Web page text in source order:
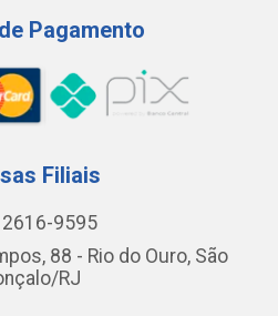
Pagamento
Filiais
9595
88 - Rio do Ouro, São
RJ